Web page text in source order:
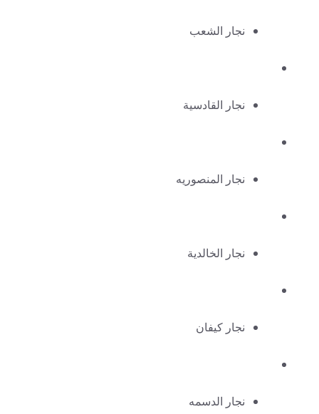
نجار الشعب
نجار القادسية
نجار المنصوريه
نجار الخالدية
نجار كيفان
نجار الدسمه